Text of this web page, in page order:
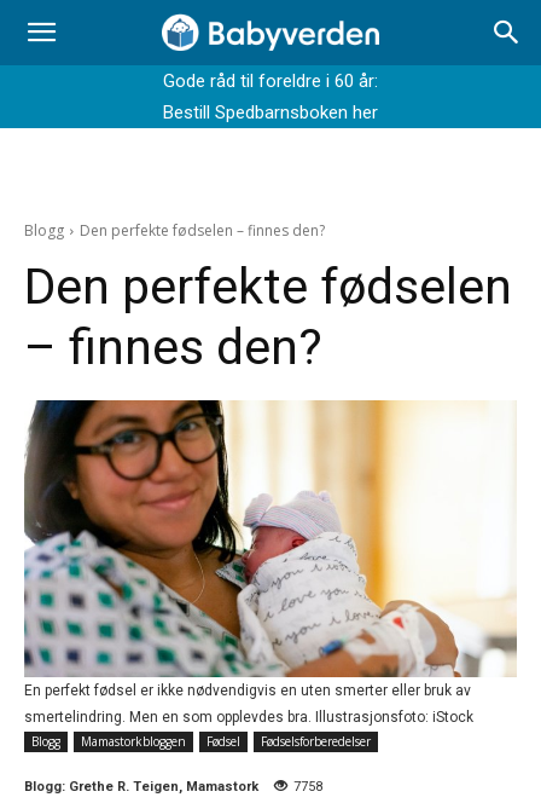
Gode råd til foreldre i 60 år:
Bestill Spedbarnsboken her
Blogg Den perfekte fødselen – finnes den?
Den perfekte fødselen
– finnes den?
En perfekt fødsel er ikke nødvendigvis en uten smerter eller bruk av
smertelindring. Men en som opplevdes bra. Illustrasjonsfoto: iStock
Blogg
Mamastorkbloggen Fødsel Fødselsforberedelser
Blogg: Grethe R. Teigen, Mamastork 7758